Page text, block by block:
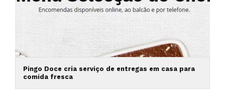
Pingo Doce cria serviço de entregas em casa para
comida fresca